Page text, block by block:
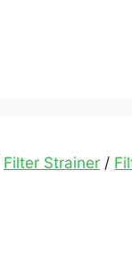
Filter Strainer /